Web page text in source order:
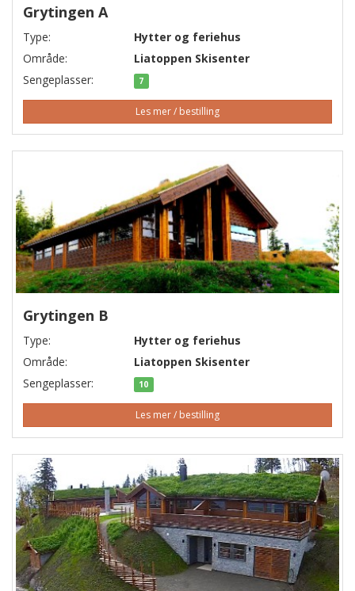
Grytingen A
Type:
Hytter og feriehus
Område:
Liatoppen Skisenter
Sengeplasser:
7
Les mer / bestilling
Grytingen B
Type:
Hytter og feriehus
Område:
Liatoppen Skisenter
Sengeplasser:
10
Les mer / bestilling